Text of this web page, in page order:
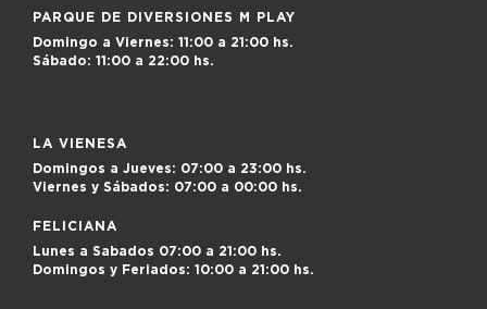
PARQUE DE DIVERSIONES M PLAY
Domingo a Viernes: 11:00 a 21:00 hs.
Sábado: 11:00 a 22:00 hs.
LA VIENESA
Domingos a Jueves: 07:00 a 23:00 hs.
Viernes y Sábados: 07:00 a 00:00 hs.
FELICIANA
Lunes a Sabados 07:00 a 21:00 hs.
Domingos y Feriados: 10:00 a 21:00 hs.